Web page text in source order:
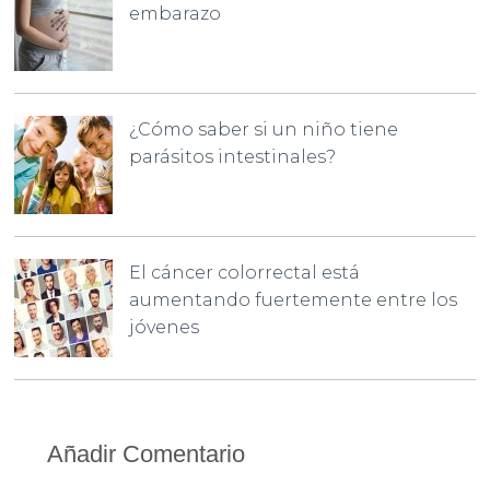
embarazo
¿Cómo saber si un niño tiene
parásitos intestinales?
El cáncer colorrectal está
aumentando fuertemente entre los
jóvenes
Añadir Comentario